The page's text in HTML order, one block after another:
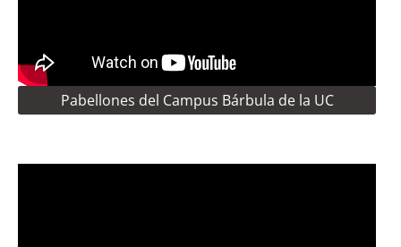
Pabellones del Campus Bárbula de la UC